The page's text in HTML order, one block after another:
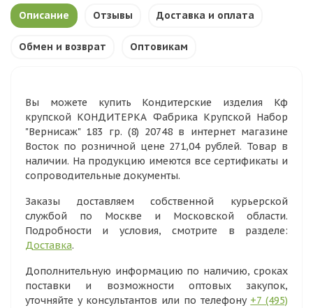
Описание Отзывы Доставка и оплата
Обмен и возврат Оптовикам
Вы можете купить Кондитерские изделия Кф
крупской КОНДИТЕРКА Фабрика Крупской Набор
"Вернисаж" 183 гр. (8) 20748 в интернет магазине
Восток по розничной цене 271,04 рублей. Товар в
наличии. На продукцию имеются все сертификаты и
сопроводительные документы.
Заказы доставляем собственной курьерской
службой по Москве и Московской области.
Подробности и условия, смотрите в разделе:
Доставка.
Дополнительную информацию по наличию, сроках
поставки и возможности оптовых закупок,
уточняйте у консультантов или по телефону +7 (495)